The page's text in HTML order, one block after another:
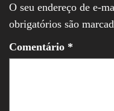
O seu endereço de e-
obrigatórios são
Comentário *